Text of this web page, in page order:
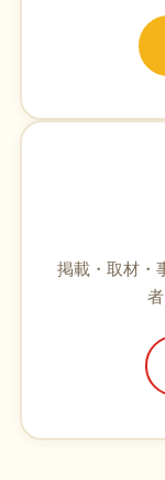
掲載・取材・